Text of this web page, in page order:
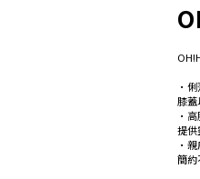
•俐
膝蓋
•高
提供
•親
簡約